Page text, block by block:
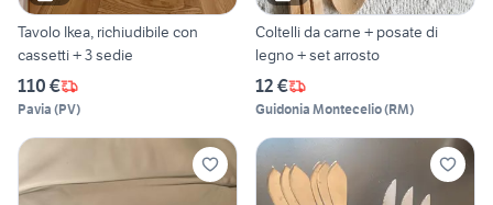
Tavolo Ikea, richiudibile con
cassetti + 3 sedie
110 €
Pavia (PV)
Coltelli da carne + posate di
legno + set arrosto
12 €
Guidonia Montecelio(RM)